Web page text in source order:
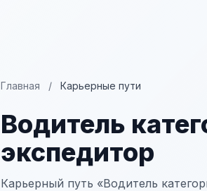
Главная / Карьерные пути
Водитель
экспедитор
Карьерный путь «Водитель